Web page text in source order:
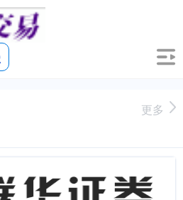
更多